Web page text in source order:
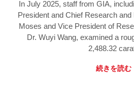
In July 2025, staff from GIA,
President and Chief Research
Moses and Vice President of
Dr. Wuyi Wang, examined a
2,488.32
続きを読む